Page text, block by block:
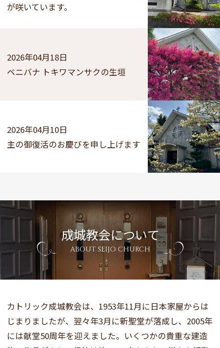
が咲いています。
2026年04月18日
ベニバナ トキワマンサクの生垣
2026年04月10日
主の御復活のお慶びを申し上げます
成城教会について
ABOUT SEIJO CHURCH
カトリック成城教会は、1953年11月に日本家屋からは
じまりましたが、翌々年3月に新聖堂が落成し、2005年
には献堂50周年を迎えました。いくつかの貴重な建造